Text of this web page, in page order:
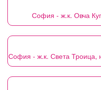
София - ж.к. Овча
София - ж.к. Света Троица,